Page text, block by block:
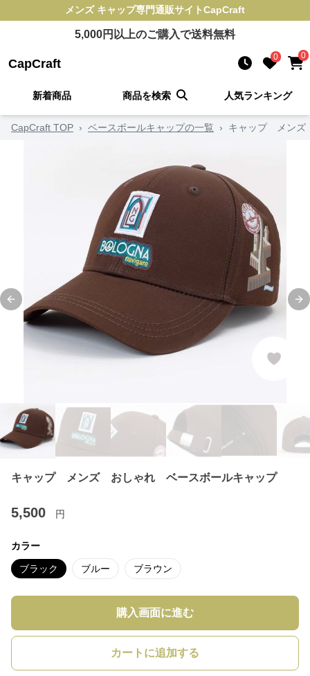
メンズ キャップ専門通販サイトCapCraft
5,000円以上のご購入で送料無料
CapCraft 0 0
新着商品 商品を検索 人気ランキング
CapCraft TOP › ベースボールキャップの一覧 › キャップ メンズ
Previous slide
キャップ メンズ おしゃれ ベースボールキャップ
5,500 円
カラー
ブラック ブルー ブラウン
購入画面に進む
カートに追加する